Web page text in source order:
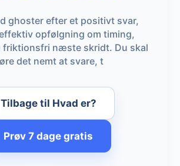
ghoster efter et positivt svar,
opfølgning om timing,
friktionsfri næste skridt. Du skal
det nemt at svare, t
Tilbage til Hvad er?
Prøv 7 dage gratis